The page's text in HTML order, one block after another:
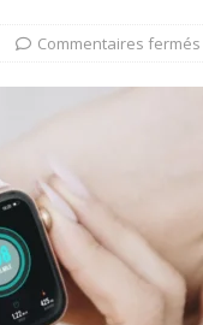
Commentaires fermés